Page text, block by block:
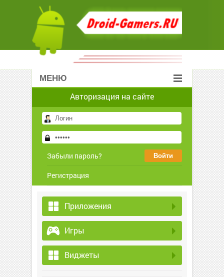
МЕНЮ
Авторизация на сайте
Забыли пароль?
Регистрация
Приложения
Игры
Виджеты